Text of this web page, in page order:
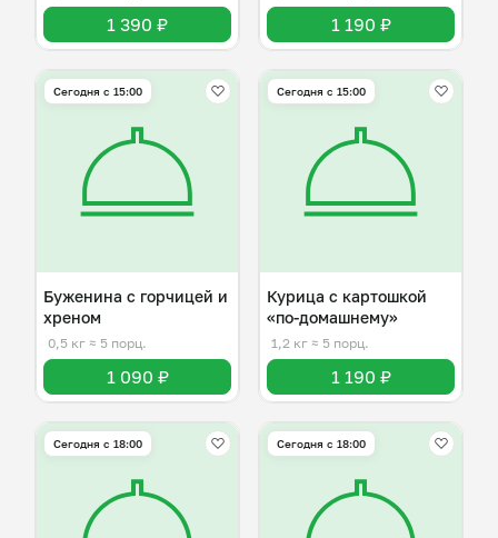
1 390 ₽ 1 190 ₽
Сегодня с 15:00
Буженина с горчицей и
хреном
0,5 кг ≈ 5 порц.
1 090 ₽
Сегодня с 15:00
Курица с картошкой
«по-домашнему»
1,2 кг ≈ 5 порц.
1 190 ₽
Сегодня с 18:00 Сегодня с 18:00